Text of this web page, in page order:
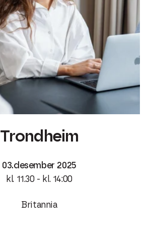
Trondheim
03.desember 2025
kl. 11.30 - kl. 14:00
Britannia